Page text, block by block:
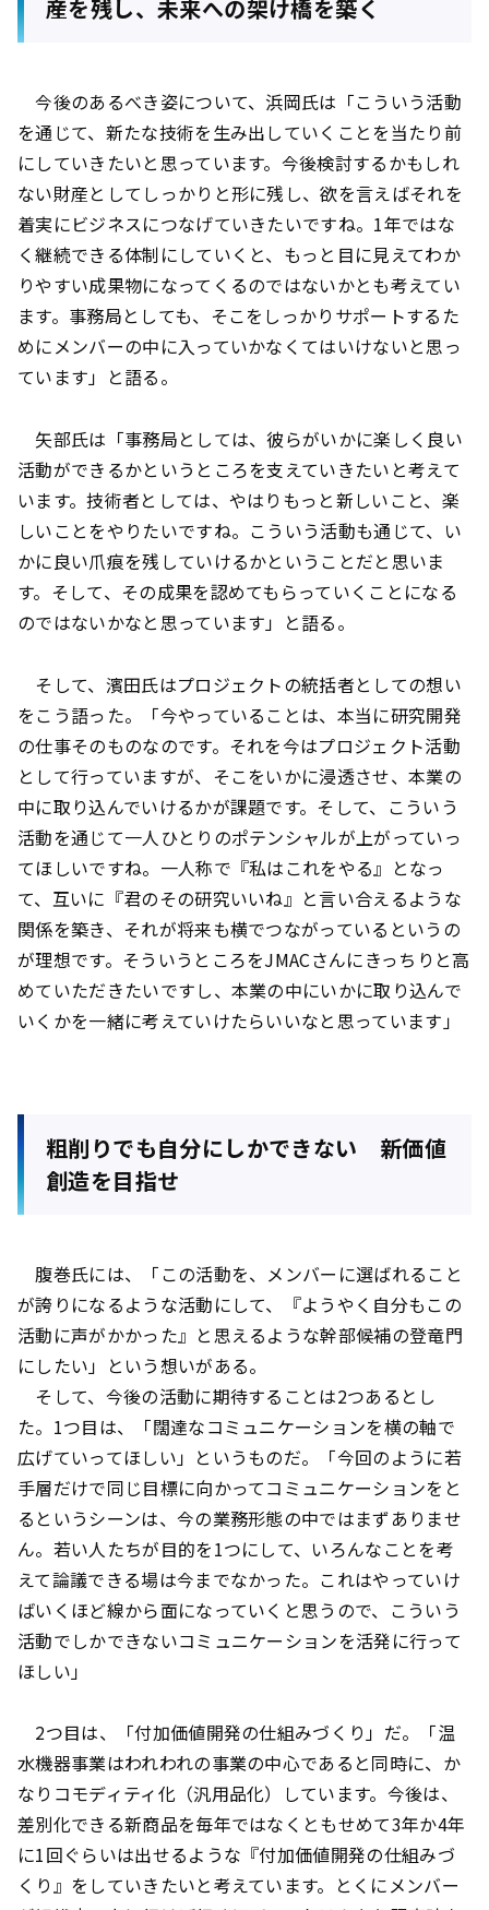
産を残し、未来への架け橋を築く
今後のあるべき姿について、浜岡氏は「こういう活動
を通じて、新たな技術を生み出していくことを当たり前
にしていきたいと思っています。今後検討するかもしれ
ない財産としてしっかりと形に残し、欲を言えばそれを
着実にビジネスにつなげていきたいですね。1年ではな
く継続できる体制にしていくと、もっと目に見えてわか
りやすい成果物になってくるのではないかとも考えてい
ます。事務局としても、そこをしっかりサポートするた
めにメンバーの中に入っていかなくてはいけないと思っ
ています」と語る。
矢部氏は「事務局としては、彼らがいかに楽しく良い
活動ができるかというところを支えていきたいと考えて
います。技術者としては、やはりもっと新しいこと、楽
しいことをやりたいですね。こういう活動も通じて、い
かに良い爪痕を残していけるかということだと思いま
す。そして、その成果を認めてもらっていくことになる
のではないかなと思っています」と語る。
そして、濱田氏はプロジェクトの統括者としての想い
をこう語った。「今やっていることは、本当に研究開発
の仕事そのものなのです。それを今はプロジェクト活動
として行っていますが、そこをいかに浸透させ、本業の
中に取り込んでいけるかが課題です。そして、こういう
活動を通じて一人ひとりのポテンシャルが上がっていっ
てほしいですね。一人称で『私はこれをやる』となっ
て、互いに『君のその研究いいね』と言い合えるような
関係を築き、それが将来も横でつながっているというの
が理想です。そういうところをJMACさんにきっちりと高
めていただきたいですし、本業の中にいかに取り込んで
いくかを一緒に考えていけたらいいなと思っています」
粗削りでも自分にしかできない 新価値
創造を目指せ
腹巻氏には、「この活動を、メンバーに選ばれること
が誇りになるような活動にして、『ようやく自分もこの
活動に声がかかった』と思えるような幹部候補の登竜門
にしたい」という想いがある。
そして、今後の活動に期待することは2つあるとし
た。1つ目は、「闊達なコミュニケーションを横の軸で
広げていってほしい」というものだ。「今回のように若
手層だけで同じ目標に向かってコミュニケーションをと
るというシーンは、今の業務形態の中ではまずありませ
ん。若い人たちが目的を1つにして、いろんなことを考
えて論議できる場は今までなかった。これはやっていけ
ばいくほど線から面になっていくと思うので、こういう
活動でしかできないコミュニケーションを活発に行って
ほしい」
2つ目は、「付加価値開発の仕組みづくり」だ。「温
水機器事業はわれわれの事業の中心であると同時に、か
なりコモディティ化（汎用品化）しています。今後は、
差別化できる新商品を毎年ではなくともせめて3年か4年
に1回ぐらいは出せるような『付加価値開発の仕組みづ
くり』をしていきたいと考えています。とくにメンバー